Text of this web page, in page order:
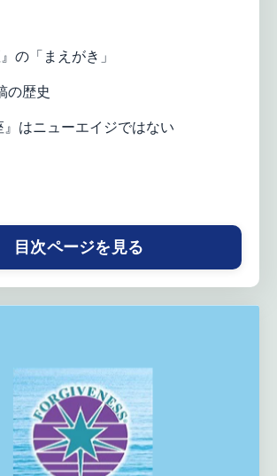
の「まえがき」
の歴史
』はニューエイジではない
目次ページを見る